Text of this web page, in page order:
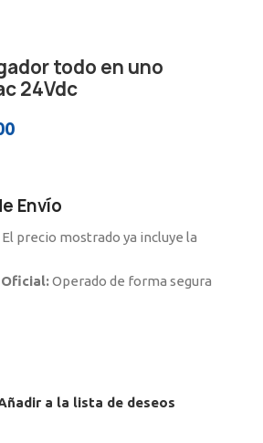
todo en uno
24Vdc
Envío
El precio mostrado ya incluye la
Operado de forma segura
a la lista de deseos